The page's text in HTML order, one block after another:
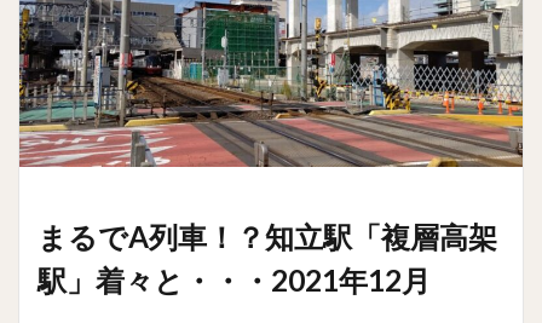
まるでA列車！？知立駅「複層高架
駅」着々と・・・2021年12月